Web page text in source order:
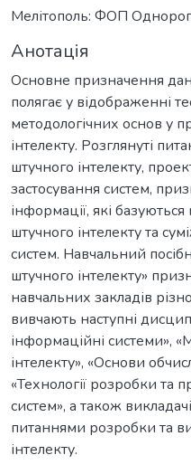
Мелітополь: ФОП
Анотація
Основне призначення
полягає у відображенні
методологічних основ у
інтелекту. Розглянуті
штучного інтелекту,
застосування систем,
інформації, які
штучного інтелекту та
систем. Навчальний
штучного інтелекту»
навчальних закладів
вивчають наступні
інформаційні системи»,
інтелекту», «Основи
«Технології розробки та
систем», а також
питаннями розробки та
інтелекту.